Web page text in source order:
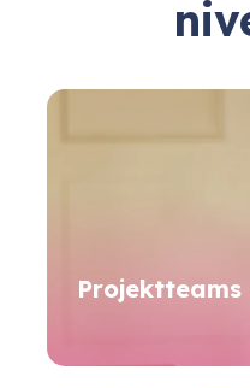
Projektteams